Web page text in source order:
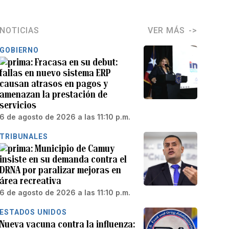
NOTICIAS VER MÁS
GOBIERNO
Fracasa en su debut:
fallas en nuevo sistema ERP
causan atrasos en pagos y
amenazan la prestación de
servicios
6 de agosto de 2026 a las 11:10 p.m.
TRIBUNALES
Municipio de Camuy
insiste en su demanda contra el
DRNA por paralizar mejoras en
área recreativa
6 de agosto de 2026 a las 11:10 p.m.
ESTADOS UNIDOS
Nueva vacuna contra la influenza: